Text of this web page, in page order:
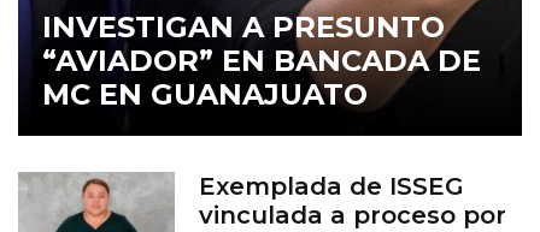
INVESTIGAN A PRESUNTO
“AVIADOR” EN BANCADA DE
MC EN GUANAJUATO
Exemplada de ISSEG
vinculada a proceso por